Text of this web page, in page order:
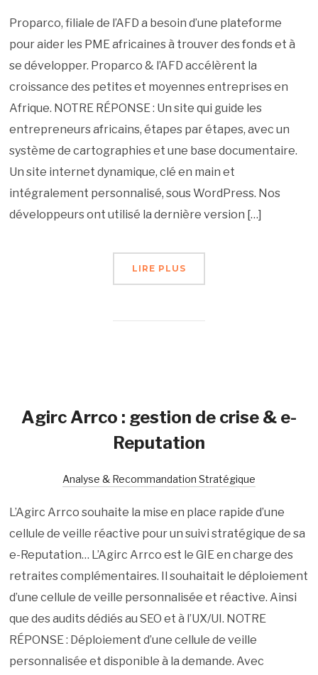
Proparco, filiale de l’AFD a besoin d’une plateforme
pour aider les PME africaines à trouver des fonds et à
se développer. Proparco & l’AFD accélèrent la
croissance des petites et moyennes entreprises en
Afrique. NOTRE RÉPONSE : Un site qui guide les
entrepreneurs africains, étapes par étapes, avec un
système de cartographies et une base documentaire.
Un site internet dynamique, clé en main et
intégralement personnalisé, sous WordPress. Nos
développeurs ont utilisé la dernière version […]
LIRE PLUS
Agirc Arrco : gestion de crise & e-
Reputation
Analyse & Recommandation Stratégique
L’Agirc Arrco souhaite la mise en place rapide d’une
cellule de veille réactive pour un suivi stratégique de sa
e-Reputation… L’Agirc Arrco est le GIE en charge des
retraites complémentaires. Il souhaitait le déploiement
d’une cellule de veille personnalisée et réactive. Ainsi
que des audits dédiés au SEO et à l’UX/UI. NOTRE
RÉPONSE : Déploiement d’une cellule de veille
personnalisée et disponible à la demande. Avec